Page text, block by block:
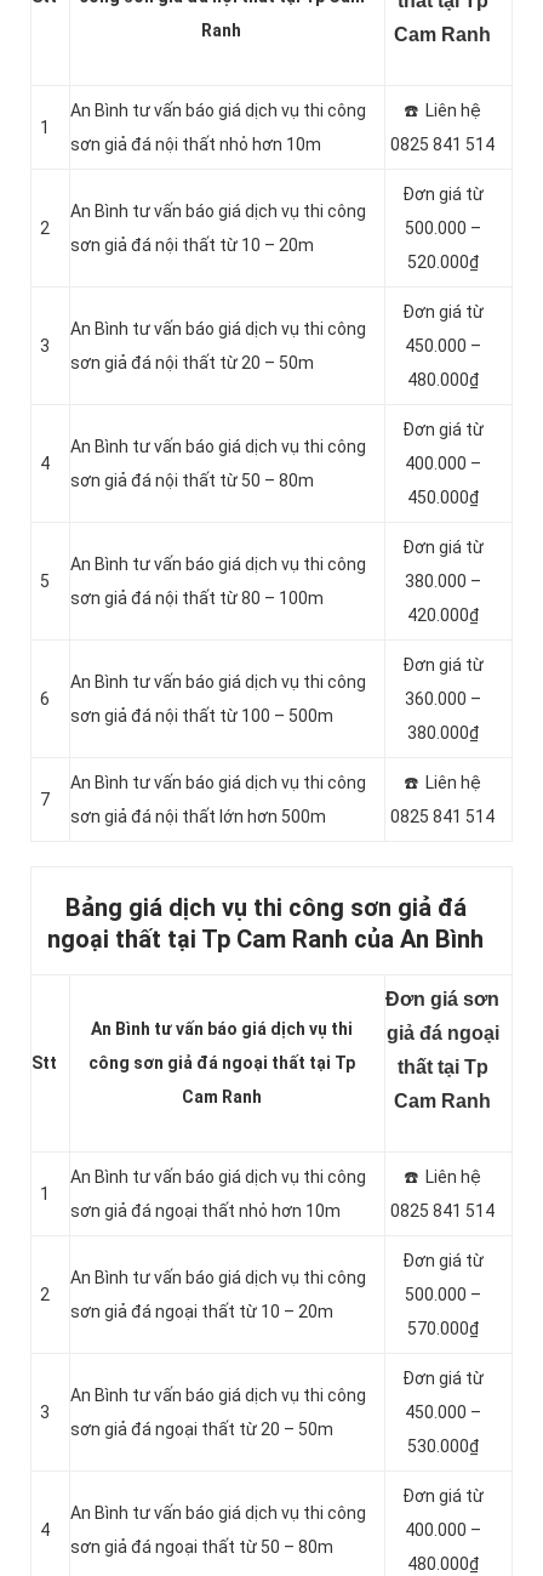
Ranh
Cam Ranh
1
An Bình tư vấn báo giá dịch vụ thi công
sơn giả đá nội thất nhỏ hơn 10m
☎️ Liên hệ
0825 841 514
2
An Bình tư vấn báo giá dịch vụ thi công
sơn giả đá nội thất từ 10 – 20m
Đơn giá từ
500.000 –
520.000₫
3
An Bình tư vấn báo giá dịch vụ thi công
sơn giả đá nội thất từ 20 – 50m
Đơn giá từ
450.000 –
480.000₫
4
An Bình tư vấn báo giá dịch vụ thi công
sơn giả đá nội thất từ 50 – 80m
Đơn giá từ
400.000 –
450.000₫
5
An Bình tư vấn báo giá dịch vụ thi công
sơn giả đá nội thất từ 80 – 100m
Đơn giá từ
380.000 –
420.000₫
6
An Bình tư vấn báo giá dịch vụ thi công
sơn giả đá nội thất từ 100 – 500m
Đơn giá từ
360.000 –
380.000₫
7
An Bình tư vấn báo giá dịch vụ thi công
sơn giả đá nội thất lớn hơn 500m
☎️ Liên hệ
0825 841 514
Bảng giá dịch vụ thi công sơn giả đá
ngoại thất tại Tp Cam Ranh của An Bình
Stt
An Bình tư vấn báo giá dịch vụ thi
công sơn giả đá ngoại thất tại Tp
Cam Ranh
Đơn giá sơn
giả đá ngoại
thất tại Tp
Cam Ranh
1
An Bình tư vấn báo giá dịch vụ thi công
sơn giả đá ngoại thất nhỏ hơn 10m
☎️ Liên hệ
0825 841 514
2
An Bình tư vấn báo giá dịch vụ thi công
sơn giả đá ngoại thất từ 10 – 20m
Đơn giá từ
500.000 –
570.000₫
3
An Bình tư vấn báo giá dịch vụ thi công
sơn giả đá ngoại thất từ 20 – 50m
Đơn giá từ
450.000 –
530.000₫
4
An Bình tư vấn báo giá dịch vụ thi công
sơn giả đá ngoại thất từ 50 – 80m
Đơn giá từ
400.000 –
480.000₫